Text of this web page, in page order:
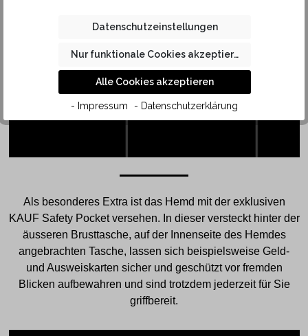
SAFETY
POCKET
Als besonderes Extra ist das Hemd mit der exklusiven
KAUF Safety Pocket versehen. In dieser versteckt hinter der
äusseren Brusttasche, auf der Innenseite des Hemdes
angebrachten Tasche, lassen sich beispielsweise Geld-
und Ausweiskarten sicher und geschützt vor fremden
Blicken aufbewahren und sind trotzdem jederzeit für Sie
griffbereit.
Datenschutzeinstellungen
Nur funktionale Cookies akzeptieren
Alle Cookies akzeptieren
- Impressum - Datenschutzerklärung